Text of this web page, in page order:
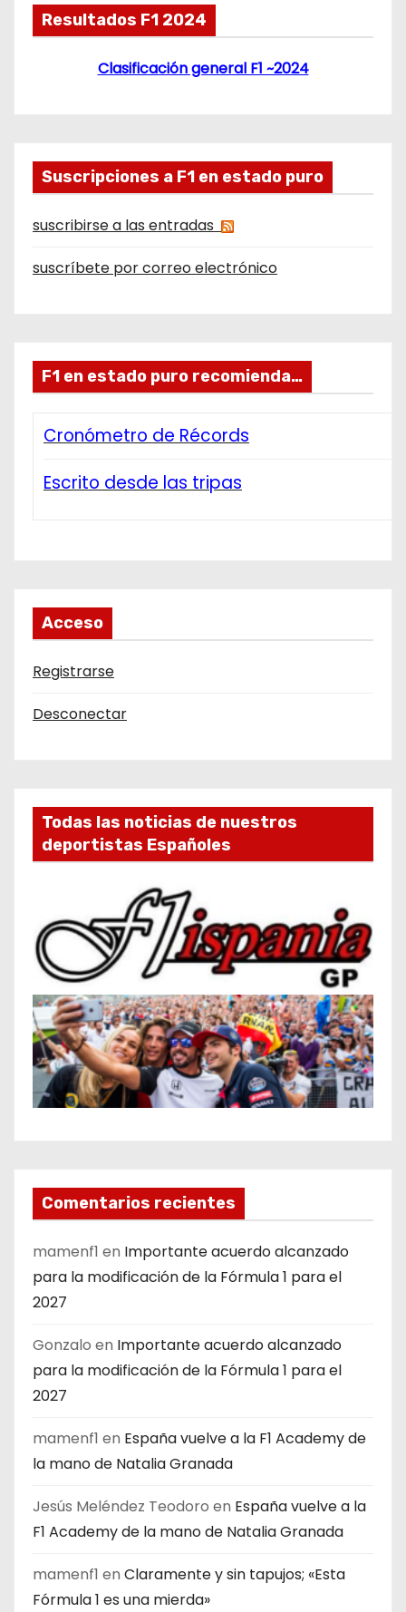
Resultados F1 2024
Clasificación general F1 ~2024
Suscripciones a F1 en estado puro
suscribirse a las entradas
suscríbete por correo electrónico
F1 en estado puro recomienda…
Cronómetro de Récords
Escrito desde las tripas
Acceso
Registrarse
Desconectar
Todas las noticias de nuestros
deportistas Españoles
Comentarios recientes
mamenf1 en Importante acuerdo alcanzado
para la modificación de la Fórmula 1 para el
2027
Gonzalo en Importante acuerdo alcanzado
para la modificación de la Fórmula 1 para el
2027
mamenf1 en España vuelve a la F1 Academy de
la mano de Natalia Granada
Jesús Meléndez Teodoro en España vuelve a la
F1 Academy de la mano de Natalia Granada
mamenf1 en Claramente y sin tapujos; «Esta
Fórmula 1 es una mierda»